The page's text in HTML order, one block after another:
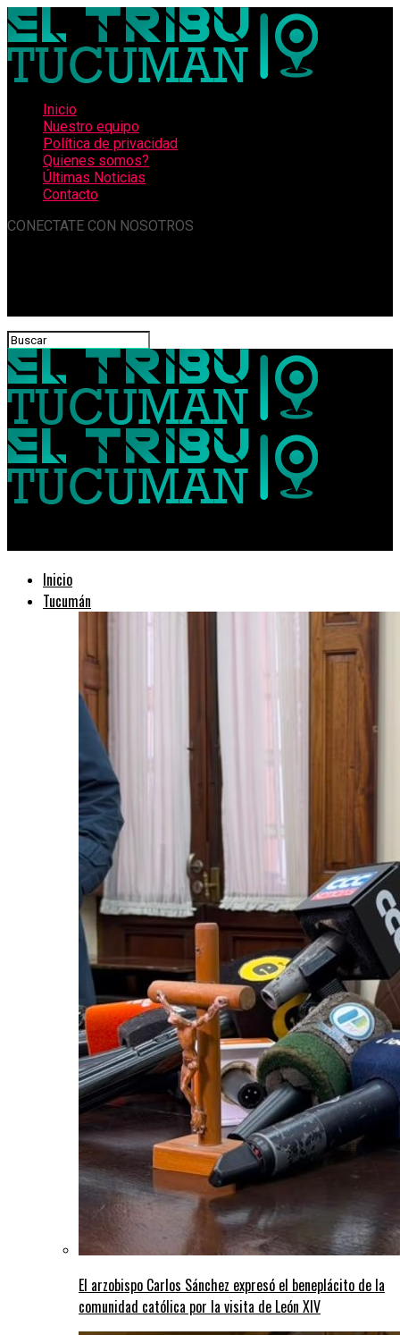
Inicio
Nuestro equipo
Política de privacidad
Quienes somos?
Últimas Noticias
Contacto
CONECTATE CON NOSOTROS
Inicio
Tucumán
El arzobispo Carlos Sánchez expresó el beneplácito de la
comunidad católica por la visita de León XIV